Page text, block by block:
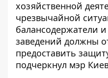
хозяйственной
чрезвычайной
балансодержатели
заведений должны
предоставить
подчеркнул мэр